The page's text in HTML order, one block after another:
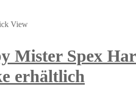
View
Mister Spex
erhältlich